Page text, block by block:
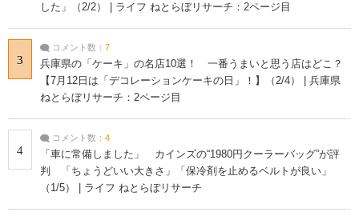
した」（2/2） | ライフ ねとらぼリサーチ：2ページ目
3
コメント数： 7
兵庫県の「ケーキ」の名店10選！ 一番うまいと思う店はどこ？
【7月12日は「デコレーションケーキの日」！】（2/4） | 兵庫県
ねとらぼリサーチ：2ページ目
4
コメント数： 4
「車に常備しました」 カインズの“1980円クーラーバッグ”が評
判 「ちょうどいい大きさ」「保冷剤を止めるベルトが良い」
（1/5） | ライフ ねとらぼリサーチ